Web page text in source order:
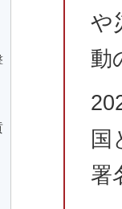
や
動
国
署